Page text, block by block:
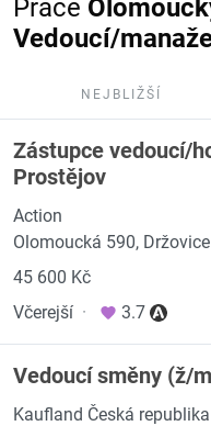
Práce
Vedoucí/
NEJBLIŽŠÍ
Zástupce vedoucí/
Prostějov
Action
Olomoucká 590, Držovice
45 600 Kč
Včerejší · 3.7
Vedoucí směny (ž/
Kaufland Česká